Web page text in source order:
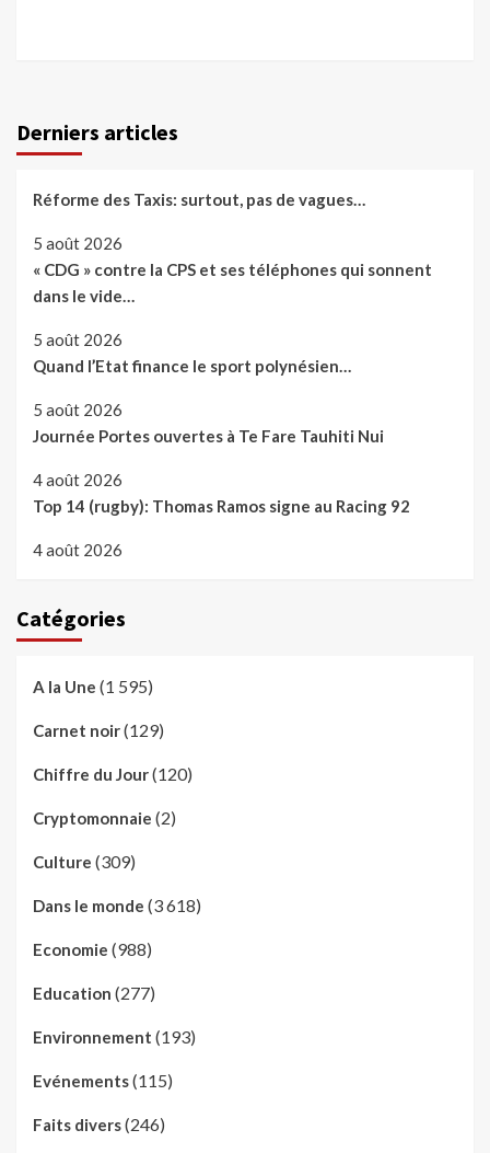
Derniers articles
Réforme des Taxis: surtout, pas de vagues…
5 août 2026
« CDG » contre la CPS et ses téléphones qui sonnent
dans le vide…
5 août 2026
Quand l’Etat finance le sport polynésien…
5 août 2026
Journée Portes ouvertes à Te Fare Tauhiti Nui
4 août 2026
Top 14 (rugby): Thomas Ramos signe au Racing 92
4 août 2026
Catégories
A la Une (1 595)
Carnet noir(129)
Chiffre du Jour(120)
Cryptomonnaie (2)
Culture (309)
Dans le monde (3 618)
Economie (988)
Education (277)
Environnement (193)
Evénements(115)
Faits divers(246)